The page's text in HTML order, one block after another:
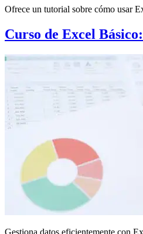
Ofrece un tutorial sobre cómo usar
Curso de Excel
Gestiona datos eficientemente con